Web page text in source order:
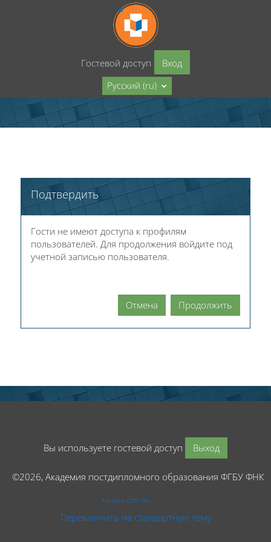
Перейти к основному содержанию
Гостевой доступ
Вход
Русский ‎(ru)‎
Подтвердить
Гости не имеют доступа к профилям
пользователей. Для продолжения войдите под
учетной записью пользователя.
Отмена Продолжить
Вы используете гостевой доступ Выход
©2026, Академия постдипломного образования ФГБУ
На базе СЭО 3KL
Переключить на стандартную тему